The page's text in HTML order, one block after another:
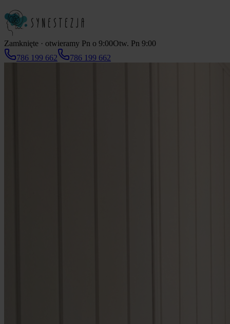
Zamknięte · otwieramy Pn o 9:00Otw. Pn 9:00
786 199 662
786 199 662